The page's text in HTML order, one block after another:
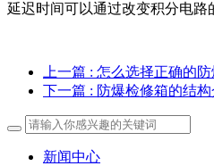
延迟时间可以通过改变积分电
上一篇 : 怎么选择正确的防
下一篇 : 防爆检修箱的结构
新闻中心